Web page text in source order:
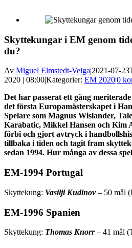
Skyttekungar i EM genom
du?
Av Miguel Elmstedt-Veiga|2021-07-
2020 | 08:00|Kategorier: EM 2020|0
Det har passerat ett gäng
det första Europamästerskapet i
Spelare som Magnus Wislander,
Karabatic, Mikkel Hansen och Kim
förbi och gjort avtryck i
tillbaka i tiden och tagit fram
sedan 1994. Hur många av dessa
EM-1994 Portugal
Skyttekung: Vasilji Kudinov– 50 mål
EM-1996 Spanien
Skyttekung: Thomas Knorr– 41 mål